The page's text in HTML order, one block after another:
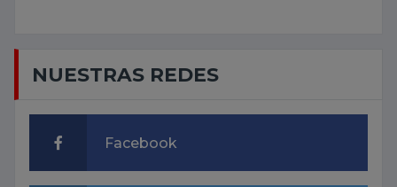
NUESTRAS REDES
Facebook